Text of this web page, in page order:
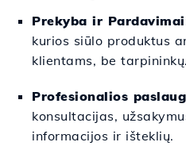
Prekyba ir Pardavimai
kurios siūlo produktus
klientams, be tarpininkų.
Profesionalios
konsultacijas,
informacijos ir išteklių.